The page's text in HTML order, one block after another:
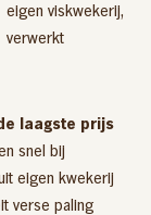
viskwekerij,
verwerkt
laagste prijs
snel bij
eigen kwekerij
verse paling